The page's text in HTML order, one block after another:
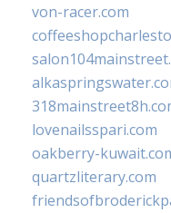
von-racer.com
lovenailsspari.com
oakberry-
quartzliterary.com